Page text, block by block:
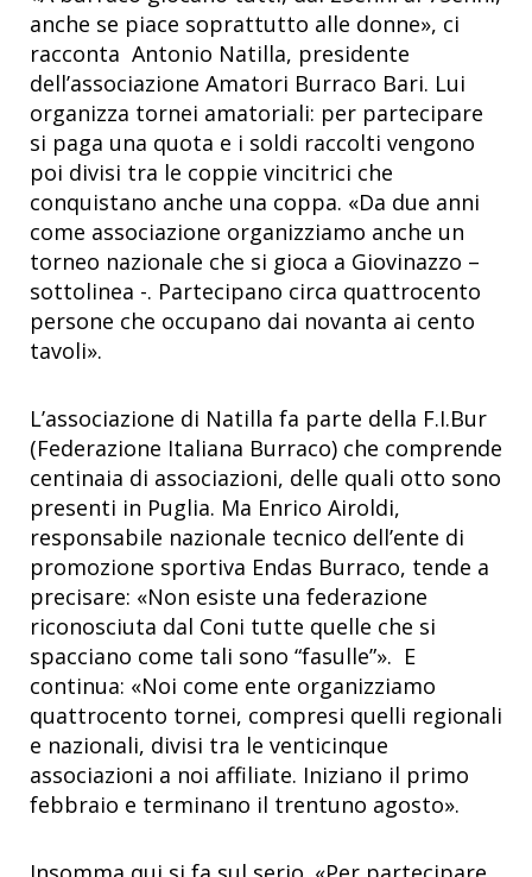
anche se piace soprattutto alle donne», ci
racconta Antonio Natilla, presidente
dell’associazione Amatori Burraco Bari. Lui
organizza tornei amatoriali: per partecipare
si paga una quota e i soldi raccolti vengono
poi divisi tra le coppie vincitrici che
conquistano anche una coppa. «Da due anni
come associazione organizziamo anche un
torneo nazionale che si gioca a Giovinazzo –
sottolinea -. Partecipano circa quattrocento
persone che occupano dai novanta ai cento
tavoli».
L’associazione di Natilla fa parte della F.I.Bur
(Federazione Italiana Burraco) che comprende
centinaia di associazioni, delle quali otto sono
presenti in Puglia. Ma Enrico Airoldi,
responsabile nazionale tecnico dell’ente di
promozione sportiva Endas Burraco, tende a
precisare: «Non esiste una federazione
riconosciuta dal Coni tutte quelle che si
spacciano come tali sono “fasulle”». E
continua: «Noi come ente organizziamo
quattrocento tornei, compresi quelli regionali
e nazionali, divisi tra le venticinque
associazioni a noi affiliate. Iniziano il primo
febbraio e terminano il trentuno agosto».